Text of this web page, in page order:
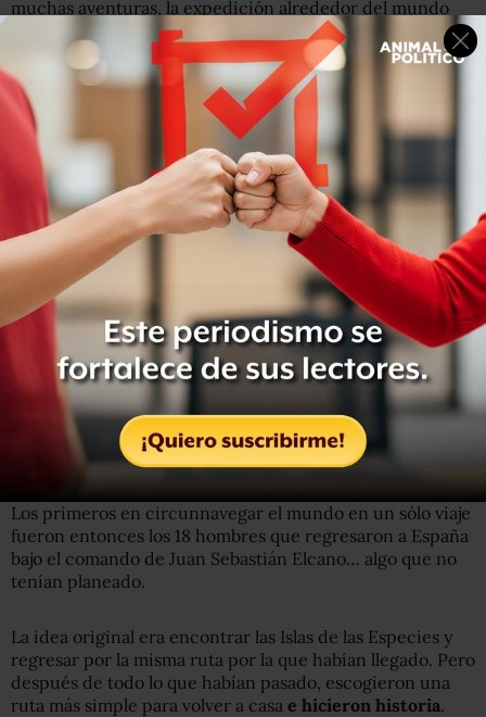
muchas aventuras, la expedición alrededor del mundo
finalmente regresó al punto de partida tres años más
El periplo se había cobrado un alto precio:
tripulantes que zarparon de España sólo 18 regresaron
vivos
Magallanes no fue uno de ellos.
En 1521, la expedición había llegado al extremo oriental
de Filipinas, donde los nativos los guiaron a la isla de
Cebú. El capitán y su tripulación se volvieron tan amigos
de los habitantes que se ofrecieron a ayudarlos a atacar a
sus enemigos en una isla vecina.
El mismo Magallanes lideró el ataque pero rápidamente
fue acorralado, herido con un dardo, apuñalado y
golpeado hasta la muerte.
Los primeros en circunnavegar el mundo en un sólo viaje
fueron entonces los 18 hombres que regresaron a España
bajo el comando de Juan Sebastián Elcano… algo que no
tenían planeado.
La idea original era encontrar las Islas de las Especies y
regresar por la misma ruta por la que habían llegado. Pero
después de todo lo que habían pasado, escogieron una
ruta más simple para volver a casa e hicieron historia.